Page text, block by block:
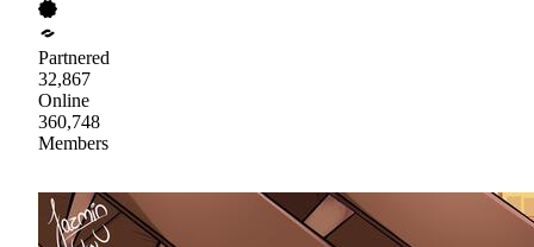
Partnered
32,867
Online
360,748
Members